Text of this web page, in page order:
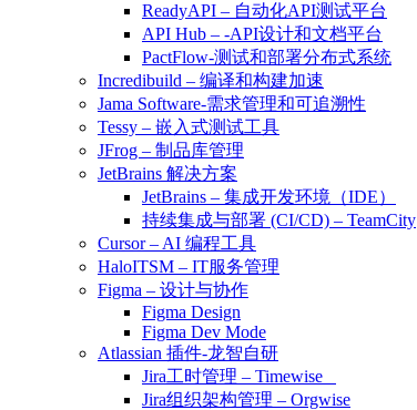
ReadyAPI – 自动化API测试平台
API Hub – -API设计和文档平台
PactFlow-测试和部署分布式系统
Incredibuild – 编译和构建加速
Jama Software-需求管理和可追溯性
Tessy – 嵌入式测试工具
JFrog – 制品库管理
JetBrains 解决方案
JetBrains – 集成开发环境（IDE）
持续集成与部署 (CI/CD) – TeamCity
Cursor – AI 编程工具
HaloITSM – IT服务管理
Figma – 设计与协作
Figma Design
Figma Dev Mode
Atlassian 插件-龙智自研
Jira工时管理 – Timewise
Jira组织架构管理 – Orgwise